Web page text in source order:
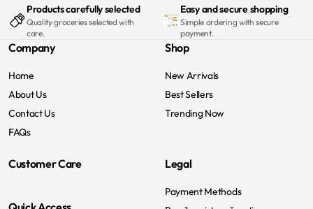
Products carefully selected
Quality groceries selected with
care.
Easy and secure shopping
Simple ordering with secure
payment.
Company
Home
About Us
Contact Us
FAQs
Shop
New Arrivals
Best Sellers
Trending Now
Customer Care Legal
Payment Methods